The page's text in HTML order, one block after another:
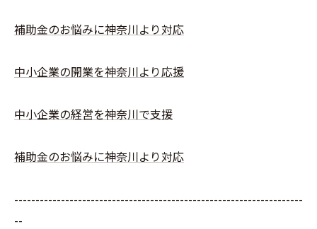
補助金のお悩みに神奈川より対応
中小企業の開業を神奈川より応援
中小企業の経営を神奈川で支援
補助金のお悩みに神奈川より対応
--------------------------------------------------------------------
--